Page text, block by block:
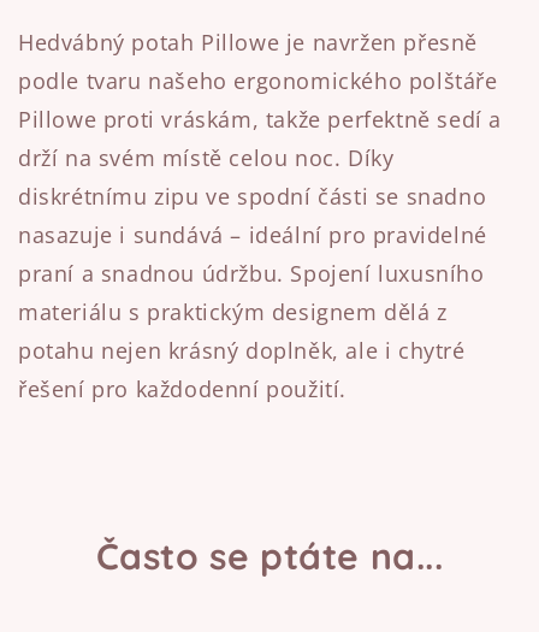
Hedvábný potah Pillowe je navržen přesně
podle tvaru našeho ergonomického polštáře
Pillowe proti vráskám, takže perfektně sedí a
drží na svém místě celou noc. Díky
diskrétnímu zipu ve spodní části se snadno
nasazuje i sundává – ideální pro pravidelné
praní a snadnou údržbu. Spojení luxusního
materiálu s praktickým designem dělá z
potahu nejen krásný doplněk, ale i chytré
řešení pro každodenní použití.
Často se ptáte na...